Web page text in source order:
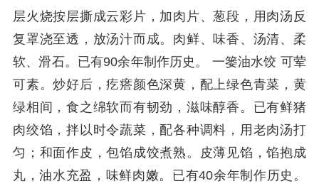
层火烧按层撕成云彩片，加肉片、葱段，用肉汤反
复罩浇至透，放汤汁而成。肉鲜、味香、汤清、柔
软、滑石。已有90余年制作历史。 一篓油水饺 可荤
可素。炒好后，疙瘩颜色深黄，配上绿色青菜，黄
绿相间，食之绵软而有韧劲，滋味醇香。已有鲜猪
肉绞馅，拌以时令蔬菜，配各种调料，用老肉汤打
匀；和面作皮，包馅成饺煮熟。皮薄见馅，馅抱成
丸，油水充盈，味鲜肉嫩。已有40余年制作历史。